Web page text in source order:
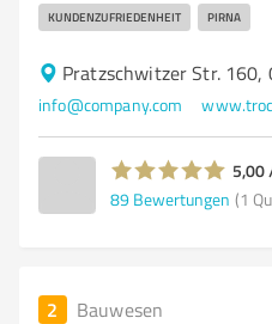
KUNDENZUFRIEDENHEIT PIRNA
Pratzschwitzer Str. 160,
info@company.com
5,00
89 Bewertungen (1
2 Bauwesen